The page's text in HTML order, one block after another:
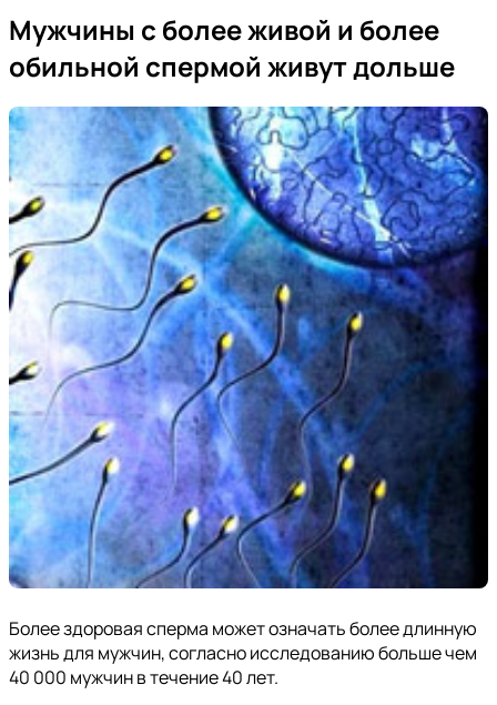
Мужчины с более живой и более
обильной спермой живут дольше
Более здоровая сперма может означать более длинную
жизнь для мужчин, согласно исследованию больше чем
40 000 мужчин в течение 40 лет.